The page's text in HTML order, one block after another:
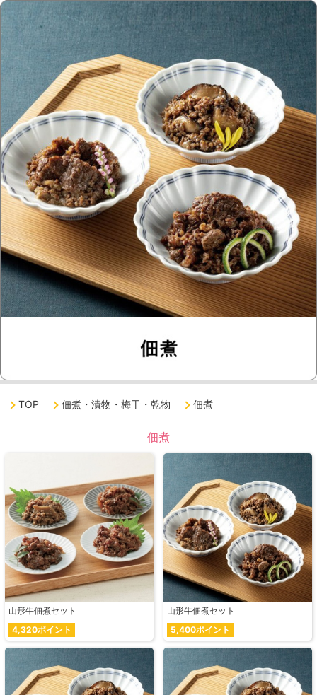
TOP 佃煮・漬物・梅干・乾物 佃煮
佃煮
山形牛佃煮セット
4,320ポイント
山形牛佃煮セット
5,400ポイント